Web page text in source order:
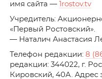
имя сайта —
1rostov.tv
Учредитель:
«Первый
— Наталич Анастасия
Телефон редакции: 8
редакции: 344022, г.
Кировский, 40А. Адрес